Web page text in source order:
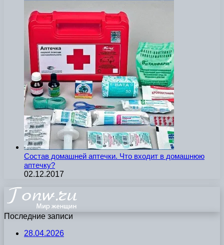
Состав домашней аптечки. Что входит в домашнюю
аптечку?
02.12.2017
Последние записи
28.04.2026